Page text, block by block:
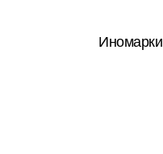
Иномарки